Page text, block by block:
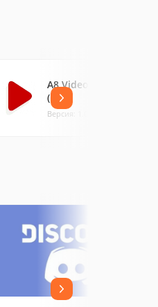
A8 Video Player
(Free)
Версия: 1.0.2 (7.58 МБ)